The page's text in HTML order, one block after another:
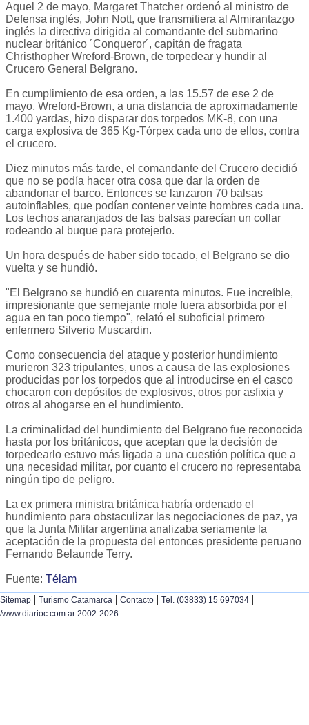
Aquel 2 de mayo, Margaret Thatcher ordenó al ministro de
Defensa inglés, John Nott, que transmitiera al Almirantazgo
inglés la directiva dirigida al comandante del submarino
nuclear británico ´Conqueror´, capitán de fragata
Christhopher Wreford-Brown, de torpedear y hundir al
Crucero General Belgrano.
En cumplimiento de esa orden, a las 15.57 de ese 2 de
mayo, Wreford-Brown, a una distancia de aproximadamente
1.400 yardas, hizo disparar dos torpedos MK-8, con una
carga explosiva de 365 Kg-Tórpex cada uno de ellos, contra
el crucero.
Diez minutos más tarde, el comandante del Crucero decidió
que no se podía hacer otra cosa que dar la orden de
abandonar el barco. Entonces se lanzaron 70 balsas
autoinflables, que podían contener veinte hombres cada una.
Los techos anaranjados de las balsas parecían un collar
rodeando al buque para protejerlo.
Un hora después de haber sido tocado, el Belgrano se dio
vuelta y se hundió.
"El Belgrano se hundió en cuarenta minutos. Fue increíble,
impresionante que semejante mole fuera absorbida por el
agua en tan poco tiempo", relató el suboficial primero
enfermero Silverio Muscardin.
Como consecuencia del ataque y posterior hundimiento
murieron 323 tripulantes, unos a causa de las explosiones
producidas por los torpedos que al introducirse en el casco
chocaron con depósitos de explosivos, otros por asfixia y
otros al ahogarse en el hundimiento.
La criminalidad del hundimiento del Belgrano fue reconocida
hasta por los británicos, que aceptan que la decisión de
torpedearlo estuvo más ligada a una cuestión política que a
una necesidad militar, por cuanto el crucero no representaba
ningún tipo de peligro.
La ex primera ministra británica habría ordenado el
hundimiento para obstaculizar las negociaciones de paz, ya
que la Junta Militar argentina analizaba seriamente la
aceptación de la propuesta del entonces presidente peruano
Fernando Belaunde Terry.
Fuente: Télam
Sitemap | Turismo Catamarca | Contacto | Tel. (03833) 15 697034 |
/www.diarioc.com.ar 2002-2026